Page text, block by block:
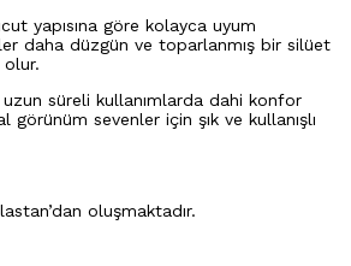
yapısına göre kolayca uyum
daha düzgün ve toparlanmış bir silüet
olur.
uzun süreli kullanımlarda dahi konfor
görünüm sevenler için şık ve kullanışlı
oluşmaktadır.